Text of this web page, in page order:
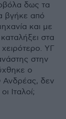
δως τα
βγήκε από
και με
στα
ΥΓ
στην
ο
Ανδρέας, δεν
Ιταλοί;